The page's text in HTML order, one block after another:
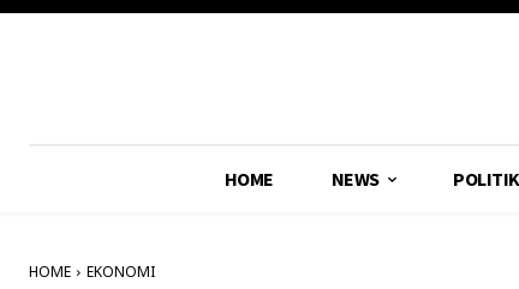
HOME NEWS POLITIK
HOME EKONOMI